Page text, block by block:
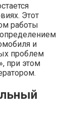
Этот
работы
и
проблем
при этом